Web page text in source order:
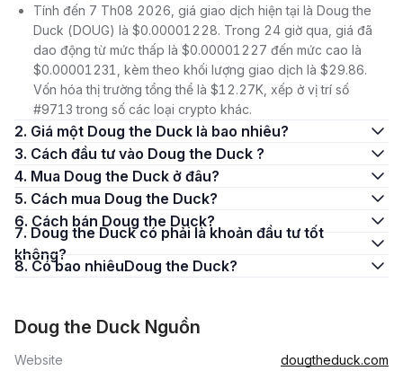
Tính đến 7 Th08 2026, giá giao dịch hiện tại là Doug the
Duck (DOUG) là $0.00001228. Trong 24 giờ qua, giá đã
dao động từ mức thấp là $0.00001227 đến mức cao là
$0.00001231, kèm theo khối lượng giao dịch là $29.86.
Vốn hóa thị trường tổng thể là $12.27K, xếp ở vị trí số
#9713 trong số các loại crypto khác.
2. Giá một Doug the Duck là bao nhiêu?
3. Cách đầu tư vào Doug the Duck ?
4. Mua Doug the Duck ở đâu?
5. Cách mua Doug the Duck?
6. Cách bán Doug the Duck?
7. Doug the Duck có phải là khoản đầu tư tốt
không?
8. Có bao nhiêuDoug the Duck?
Doug the Duck Nguồn
Website
dougtheduck.com